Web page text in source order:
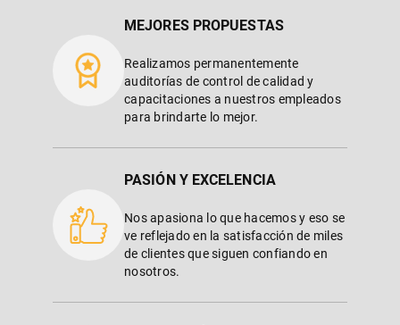
MEJORES PROPUESTAS
Realizamos permanentemente
auditorías de control de calidad y
capacitaciones a nuestros empleados
para brindarte lo mejor.
PASIÓN Y EXCELENCIA
Nos apasiona lo que hacemos y eso se
ve reflejado en la satisfacción de miles
de clientes que siguen confiando en
nosotros.